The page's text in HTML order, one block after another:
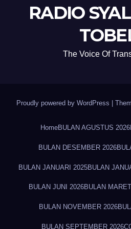
RADIO
The Voice Of
Proudly powered by WordPress |
HomeBULAN AGUSTUS 2026
BULAN DESEMBER 2026
BULAN JANUARI 2025BULAN
BULAN JUNI 2026BULAN
BULAN NOVEMBER 2026
BULAN SEPTEMBER 2026